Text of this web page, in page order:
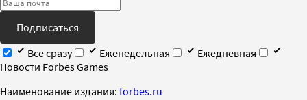
Подписаться
Все сразу
Еженедельная
Ежедневная
Новости Forbes Games
Наименование издания: forbes.ru